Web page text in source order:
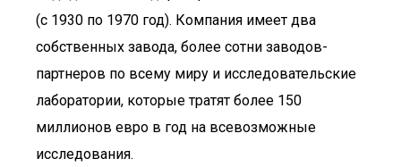
(с 1930 по 1970 год). Компания имеет два
собственных завода, более сотни заводов-
партнеров по всему миру и исследовательские
лаборатории, которые тратят более 150
миллионов евро в год на всевозможные
исследования.